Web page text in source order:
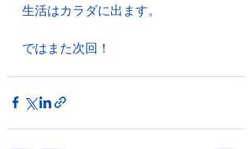
生活はカラダに出ます。
ではまた次回！